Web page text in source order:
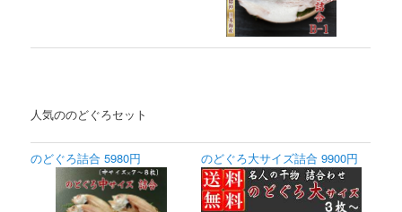
人気ののどぐろセット
のどぐろ詰合 5980円 のどぐろ大サイズ詰合 9900円